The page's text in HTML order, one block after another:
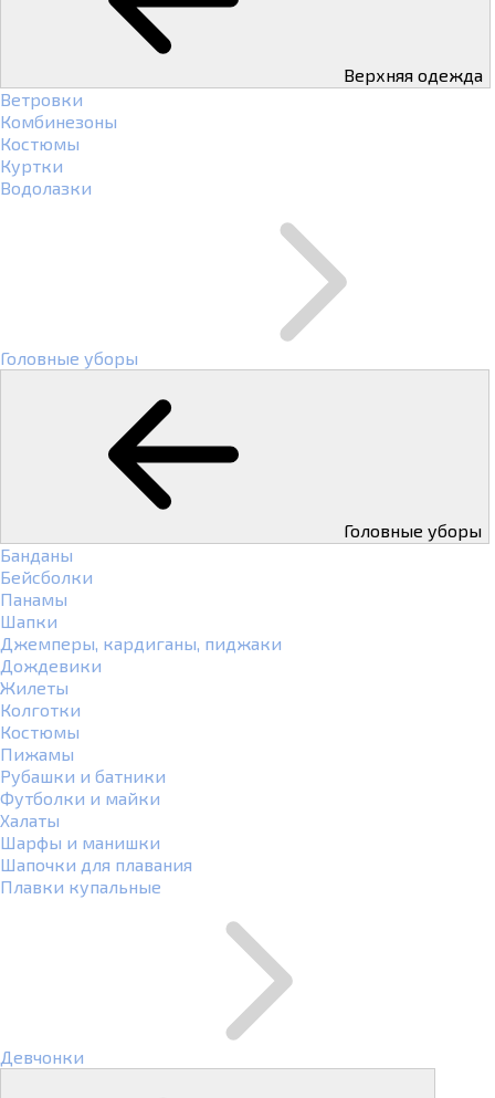
Верхняя одежда
Ветровки
Комбинезоны
Костюмы
Куртки
Водолазки
Головные уборы
Головные уборы
Банданы
Бейсболки
Панамы
Шапки
Джемперы, кардиганы, пиджаки
Дождевики
Жилеты
Колготки
Костюмы
Пижамы
Рубашки и батники
Футболки и майки
Халаты
Шарфы и манишки
Шапочки для плавания
Плавки купальные
Девчонки